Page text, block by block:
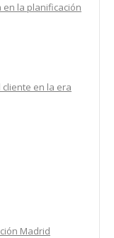
en la planificación
en la era
Madrid